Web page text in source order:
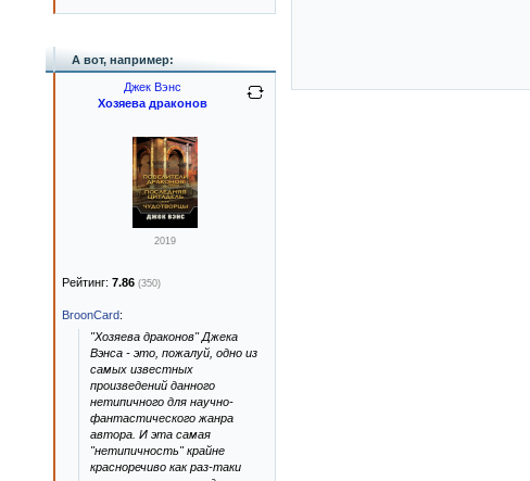
А вот, например:
Джек Вэнс
Хозяева драконов
2019
Рейтинг: 7.86 (350)
BroonCard:
"Хозяева драконов" Джека
Вэнса - это, пожалуй, одно из
самых известных
произведений данного
нетипичного для научно-
фантастического жанра
автора. И эта самая
"нетипичность" крайне
красноречиво как раз-таки